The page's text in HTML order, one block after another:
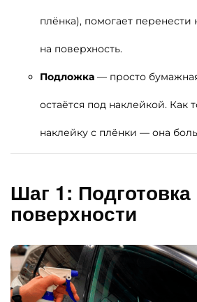
плёнка), помогает перенести
на поверхность.
Подложка — просто
остаётся под наклейкой. Как
наклейку с плёнки — она
Шаг 1: Подготовка
поверхности